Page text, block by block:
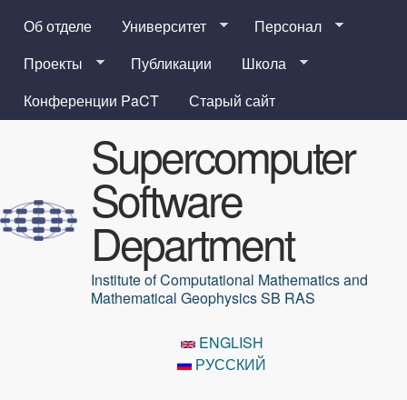
Об отделе Университет
Персонал
Проекты
Публикации
Школа
Конференции PaCT
Старый сайт
Supercomputer
Software
Department
Institute of Computational Mathematics and
Mathematical Geophysics SB RAS
ENGLISH
РУССКИЙ